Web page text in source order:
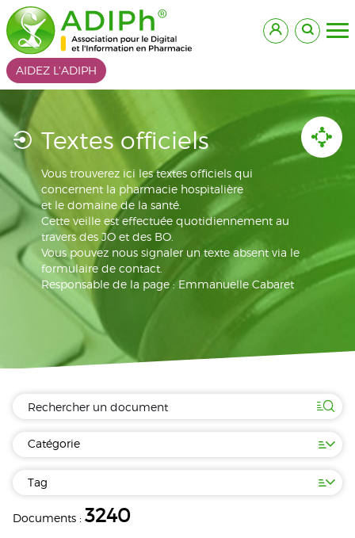
AIDEZ L'ADIPH
Textes officiels
Vous trouverez ici les textes officiels qui
concernent la pharmacie hospitalière
et le domaine de la santé.
Cette veille est effectuée quotidiennement au
travers des JO et des BO.
Vous pouvez nous signaler un texte absent via le
formulaire de contact.
Responsable de la page : Emmanuelle Cabaret
Catégorie
Tag
Documents : 3240